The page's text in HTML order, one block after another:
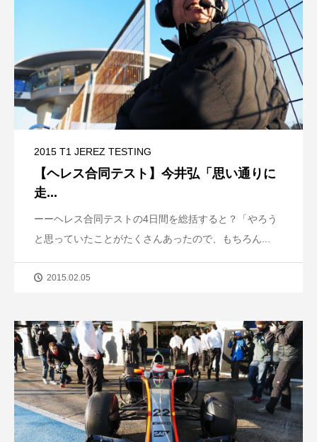
2015 T1 JEREZ TESTING
【ヘレス合同テスト】今井弘「思い通りに
走...
ーーヘレス合同テストの4日間を総括すると？「やろう
と思っていたことがたくさんあったので、もちろん...
2015.02.05